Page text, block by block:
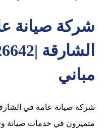
شركة صيانة
مباني
متميزون في خدمات صيانة